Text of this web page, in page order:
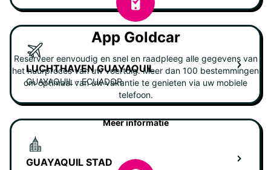
LUCHTHAVEN GUAYAQUIL
GUAYAQUIL - ECUADOR
GUAYAQUIL STAD
App Goldcar
Reserveer eenvoudig en snel en raadpleeg alle gegevens van
het huurproces van uw voertuig. Meer dan 100 bestemmingen
om optimaal van uw vakantie te genieten via uw mobiele
telefoon.
Meer informatie